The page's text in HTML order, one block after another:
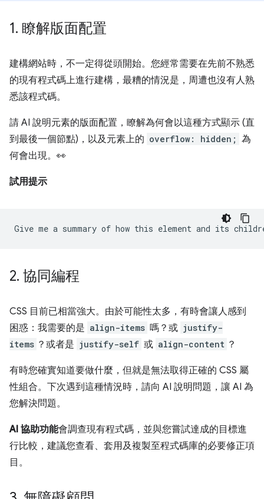
1. 瞭解版面配置
建構網站時，不一定得從頭開始。您經常需要在先前不熟悉
的現有程式碼上進行建構，最糟的情況是，周遭也沒有人熟
悉該程式碼。
請 AI 說明元素的版面配置，瞭解為何會以這種方式顯示 (直
到最後一個節點)，以及元素上的 overflow: hidden; 為
何會出現。👀
試用提示
2. 協同編程
CSS 目前已相當強大。由於可能性太多，有時會讓人感到
困惑：我需要的是 align-items 嗎？或 justify-
items ？或者是 justify-self 或 align-content ？
有時您確實知道要做什麼，但就是無法取得正確的 CSS 屬
性組合。下次遇到這種情況時，請向 AI 說明問題，讓 AI 為
您解決問題。
AI 協助功能會調查現有程式碼，並與您嘗試達成的目標進
行比較，建議您查看、套用及複製至程式碼庫的必要修正項
目。